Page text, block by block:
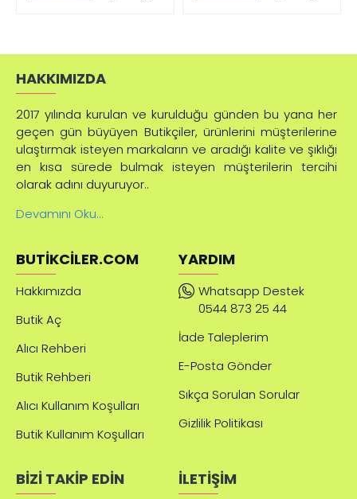
HAKKIMIZDA
2017 yılında kurulan ve kurulduğu günden bu yana her
geçen gün büyüyen Butikçiler, ürünlerini müşterilerine
ulaştırmak isteyen markaların ve aradığı kalite ve şıklığı
en kısa sürede bulmak isteyen müşterilerin tercihi
olarak adını duyuruyor..
Devamını Oku...
BUTIKCILER.COM
Hakkımızda
Butik Aç
Alıcı Rehberi
Butik Rehberi
Alıcı Kullanım Koşulları
Butik Kullanım Koşulları
YARDIM
Whatsapp Destek
0544 873 25 44
İade Taleplerim
E-Posta Gönder
Sıkça Sorulan Sorular
Gizlilik Politikası
BİZİ TAKİP EDİN İLETİŞİM